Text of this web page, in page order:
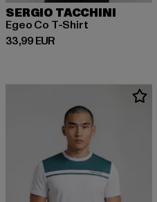
SERGIO TACCHINI
Egeo Co T-Shirt
33,99 EUR
Derzeitiger Preis: 33,99 EUR